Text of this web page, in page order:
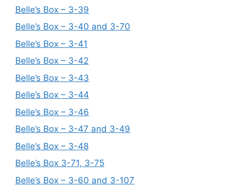
Belle’s Box – 3-39
Belle’s Box – 3-40 and 3-70
Belle’s Box – 3-41
Belle’s Box – 3-42
Belle’s Box – 3-43
Belle’s Box – 3-44
Belle’s Box – 3-46
Belle’s Box – 3-47 and 3-49
Belle’s Box – 3-48
Belle’s Box 3-71, 3-75
Belle’s Box – 3-60 and 3-107